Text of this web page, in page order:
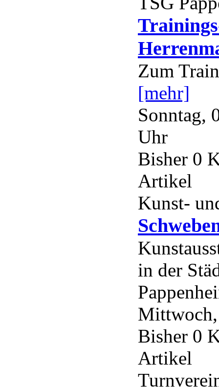
Zum
[mehr]
Sonntag,
Uhr
Bisher 0
Artikel
Kunst-
in der
Bisher 0
Artikel